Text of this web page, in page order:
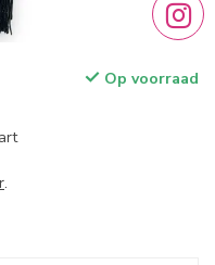
Op voorraad
.